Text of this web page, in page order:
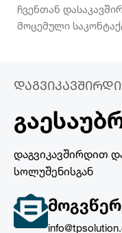
ჩვენთან
მოცემული
დაგვიკავშირდით
სოლუშენისგან